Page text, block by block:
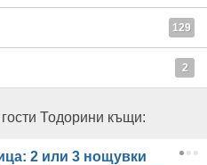
129
2
Тодорини къщи:
2 или 3 нощувки